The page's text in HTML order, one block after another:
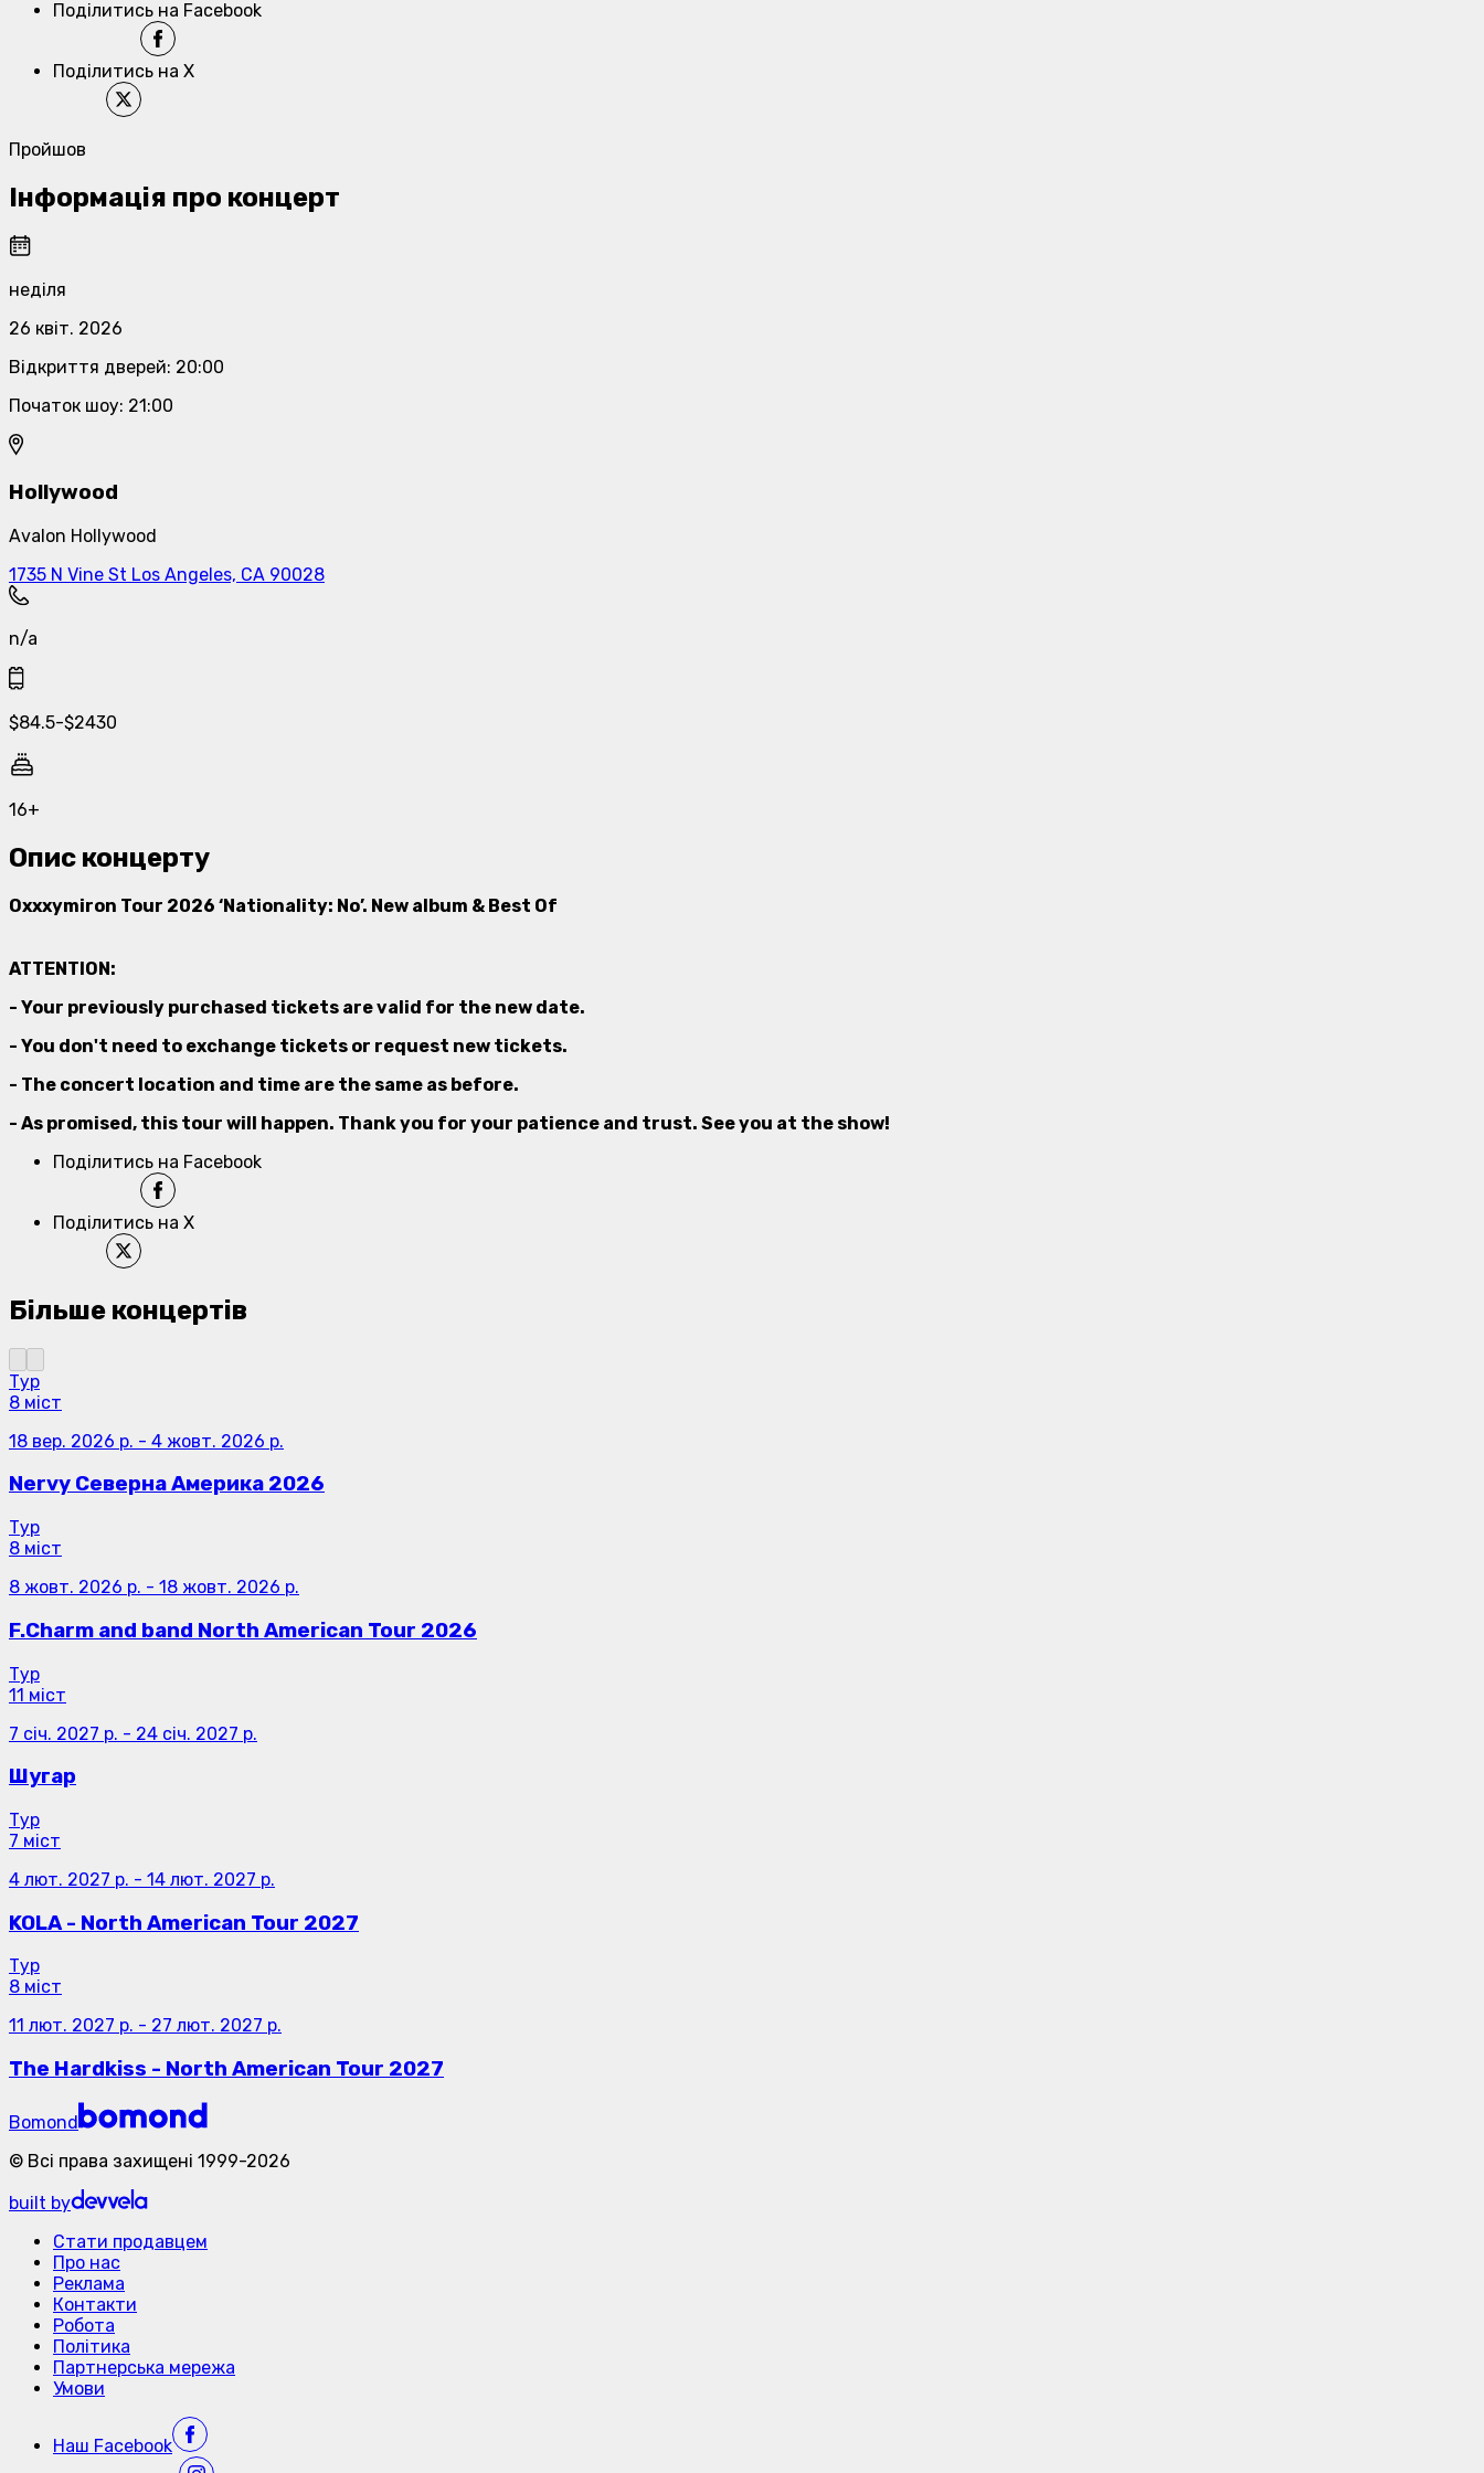
Поділитись на Facebook
Поділитись на X
Пройшов
Інформація про концерт
неділя
26 квіт. 2026
Відкриття дверей: 20:00
Початок шоу: 21:00
Hollywood
Avalon Hollywood
1735 N Vine St Los Angeles, CA 90028
n/a
$84.5-$2430
16+
Опис концерту
Oxxxymiron Tour 2026 ‘Nationality: No’. New album & Best Of
ATTENTION:
- Your previously purchased tickets are valid for the new date.
- You don't need to exchange tickets or request new tickets.
- The concert location and time are the same as before.
- As promised, this tour will happen. Thank you for your patience and trust. See you at the show!
Поділитись на Facebook
Поділитись на X
Більше концертів
Тур
8 міст
18 вер. 2026 р. - 4 жовт. 2026 р.
Nervy Северна Америка 2026
Тур
8 міст
8 жовт. 2026 р. - 18 жовт. 2026 р.
F.Charm and band North American Tour 2026
Тур
11 міст
7 січ. 2027 р. - 24 січ. 2027 р.
Шугар
Тур
7 міст
4 лют. 2027 р. - 14 лют. 2027 р.
KOLA - North American Tour 2027
Тур
8 міст
11 лют. 2027 р. - 27 лют. 2027 р.
The Hardkiss - North American Tour 2027
Bomond
© Всі права захищені 1999-2026
built by
Стати продавцем
Про нас
Реклама
Контакти
Робота
Політика
Партнерська мережа
Умови
Наш Facebook